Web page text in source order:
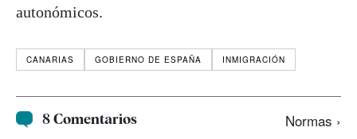
autonómicos.
CANARIAS GOBIERNO DE ESPAÑA INMIGRACIÓN
8 Comentarios Normas ›